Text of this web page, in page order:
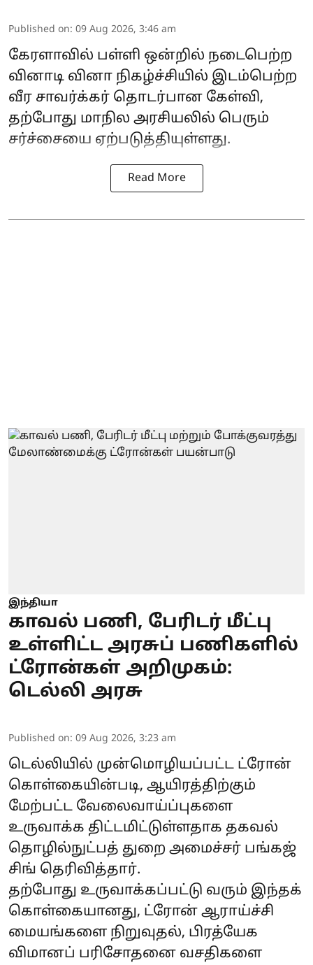
Published on: 09 Aug 2026, 3:46 am
கேரளாவில் பள்ளி ஒன்றில் நடைபெற்ற
வினாடி வினா நிகழ்ச்சியில் இடம்பெற்ற
வீர சாவர்க்கர் தொடர்பான கேள்வி,
தற்போது மாநில அரசியலில் பெரும்
சர்ச்சையை ஏற்படுத்தியுள்ளது.
Read More
இந்தியா
காவல் பணி, பேரிடர் மீட்பு
உள்ளிட்ட அரசுப் பணிகளில்
ட்ரோன்கள் அறிமுகம்:
டெல்லி அரசு
Published on: 09 Aug 2026, 3:23 am
டெல்லியில் முன்மொழியப்பட்ட ட்ரோன்
கொள்கையின்படி, ஆயிரத்திற்கும்
மேற்பட்ட வேலைவாய்ப்புகளை
உருவாக்க திட்டமிட்டுள்ளதாக தகவல்
தொழில்நுட்பத் துறை அமைச்சர் பங்கஜ்
சிங் தெரிவித்தார்.
தற்போது உருவாக்கப்பட்டு வரும் இந்தக்
கொள்கையானது, ட்ரோன் ஆராய்ச்சி
மையங்களை நிறுவுதல், பிரத்யேக
விமானப் பரிசோதனை வசதிகளை